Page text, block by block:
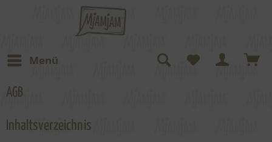
Menü
AGB
Inhaltsverzeichnis